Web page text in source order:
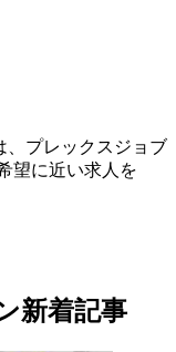
、プレックスジョブ
望に近い求人を
新着記事